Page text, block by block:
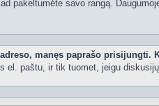
pakeltumėte savo rangą.
manęs paprašo prisijungti.
paštu, ir tik tuomet, jeigu